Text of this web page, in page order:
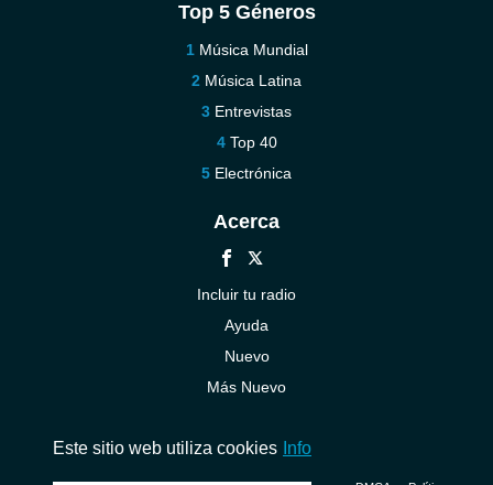
Top 5 Géneros
Música Mundial
Música Latina
Entrevistas
Top 40
Electrónica
Acerca
Incluir tu radio
Ayuda
Nuevo
Más Nuevo
Este sitio web utiliza cookies Info